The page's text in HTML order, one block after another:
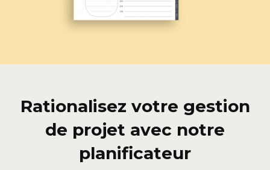
Rationalisez votre gestion
de projet avec notre
planificateur